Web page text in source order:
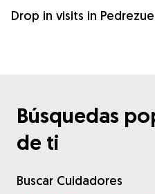
Drop in visits in
Búsquedas
de ti
Buscar Cuidadores